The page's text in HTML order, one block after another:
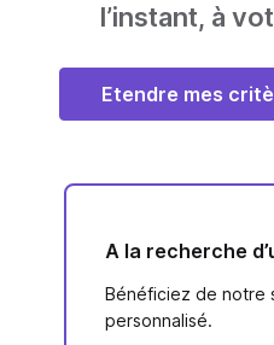
l’instant, à
Etendre mes
A la recherche
Bénéficiez de notre
personnalisé.